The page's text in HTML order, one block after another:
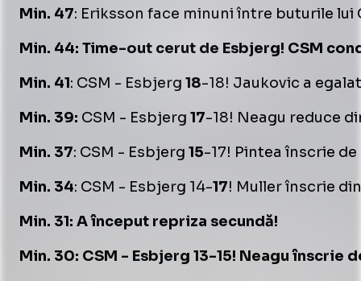
Min. 47: Eriksson face minuni între buturile lui
Min. 44: Time-out cerut de Esbjerg! CSM
Min. 41: CSM - Esbjerg 18-18! Jaukovic a
Min. 39: CSM - Esbjerg 17-18! Neagu reduce
Min. 37: CSM - Esbjerg 15-17! Pintea înscrie
Min. 34: CSM - Esbjerg 14-17! Muller înscrie
Min. 31: A început repriza secundă!
Min. 30: CSM - Esbjerg 13-15! Neagu înscrie